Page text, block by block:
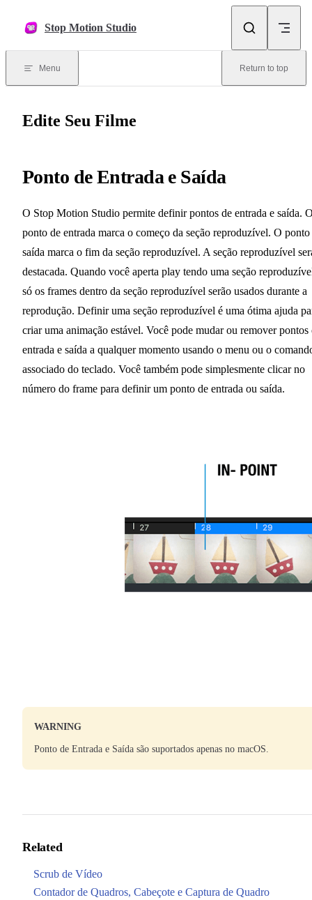
Stop Motion Studio
Menu Return to top
Edite Seu Filme
Ponto de Entrada e Saída
O Stop Motion Studio permite definir pontos de entrada e saída.
ponto de entrada marca o começo da seção reproduzível. O ponto
saída marca o fim da seção reproduzível. A seção reproduzível
destacada. Quando você aperta play tendo uma seção
só os frames dentro da seção reproduzível serão usados durante a
reprodução. Definir uma seção reproduzível é uma ótima ajuda
criar uma animação estável. Você pode mudar ou remover pontos
entrada e saída a qualquer momento usando o menu ou o
associado do teclado. Você também pode simplesmente clicar no
número do frame para definir um ponto de entrada ou saída.
WARNING
Ponto de Entrada e Saída são suportados apenas no macOS.
Related
Scrub de Vídeo
Contador de Quadros, Cabeçote e Captura de Quadro